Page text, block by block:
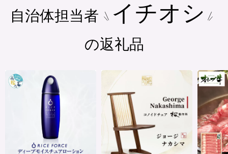
自治体担当者 イチオシ
の返礼品